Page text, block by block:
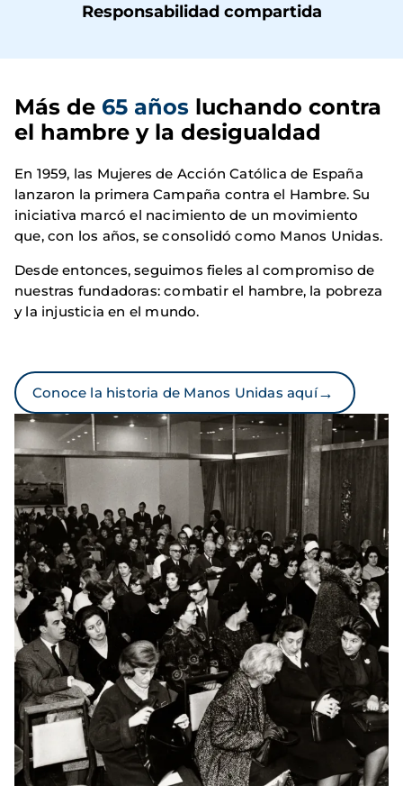
Responsabilidad compartida
Más de 65 años luchando contra
el hambre y la desigualdad
En 1959, las Mujeres de Acción Católica de España
lanzaron la primera Campaña contra el Hambre. Su
iniciativa marcó el nacimiento de un movimiento
que, con los años, se consolidó como Manos Unidas.
Desde entonces, seguimos fieles al compromiso de
nuestras fundadoras: combatir el hambre, la pobreza
y la injusticia en el mundo.
Conoce la historia de Manos Unidas aquí→